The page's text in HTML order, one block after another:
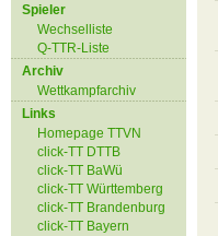
Spieler
Wechselliste
Q-TTR-Liste
Archiv
Wettkampfarchiv
Links
Homepage TTVN
click-TT DTTB
click-TT BaWü
click-TT Württemberg
click-TT Brandenburg
click-TT Bayern